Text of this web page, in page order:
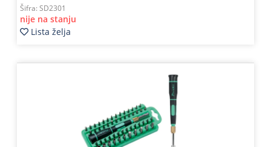
Šifra: SD2301
nije na stanju
Lista želja